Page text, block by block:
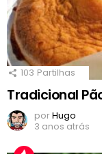
103 Partilhas
Tradicional
porHugo
3 anos atrás